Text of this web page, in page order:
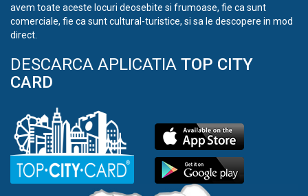
avem toate aceste locuri deosebite si frumoase, fie ca sunt
comerciale, fie ca sunt cultural-turistice, si sa le descopere in mod
direct.
DESCARCA APLICATIA TOP CITY
CARD